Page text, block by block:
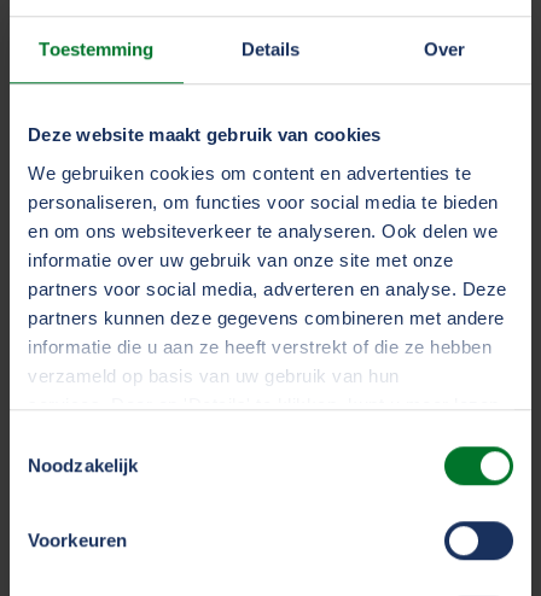
Toestemming Details Over
Deze website maakt gebruik van cookies
We gebruiken cookies om content en advertenties te
personaliseren, om functies voor social media te bieden
en om ons websiteverkeer te analyseren. Ook delen we
informatie over uw gebruik van onze site met onze
partners voor social media, adverteren en analyse. Deze
partners kunnen deze gegevens combineren met andere
informatie die u aan ze heeft verstrekt of die ze hebben
verzameld op basis van uw gebruik van hun
services. Door op 'Details' te klikken, kunt u meer lezen
toestemming intrekken. Door op 'Alles accepteren' te
klikken, gaat u akkoord met het gebruik van alle cookies
Noodzakelijk
Voorkeuren
alleen het eigen risico (en bij bedrijven ook de
BTW) hoeft te betalen aan het herstelbedrijf.
En als u dat wenst zelfs een gratis haal- en
brengservice.
Vier jaar FOCWA garantie op
herstelwerkzaamheden.
Zoek een garage bij u in de
Met de tool eXperience helpen we u snel verder met
In een paar stappen meldt u hier uw schade en krijgt